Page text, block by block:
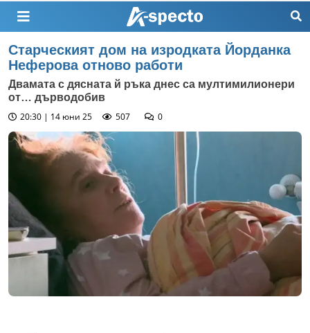
Старческият дом на изродката Йорданка
Неферова отново работи
Двамата с дясната й ръка днес са мултимилионери
от… дърводобив
20:30 | 14 юни 25
507 0